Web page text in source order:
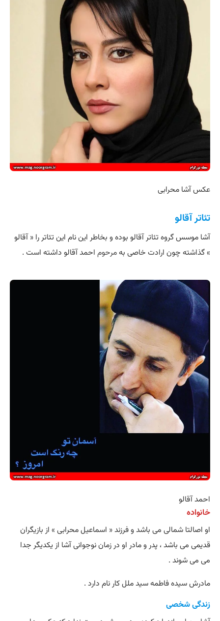
عکس آشا محرابی
تئاتر آقالو
آشا موسس گروه تئاتر آقالو بوده و بخاطر این نام این تئاتر را « آقالو
» گذاشته چون ارادت خاصی بهمرحوم احمد آقالو داشته است .
احمد آقالو
خانواده
او اصالتا شمالی می باشد و فرزند « اسماعیل محرابی » از بازیگران
قدیمی می باشد ، پدر و مادر او در زمان نوجوانی آشا از یکدیگر جدا
می می شوند .
مادرش سیده فاطمه سید ملل کار نام دارد .
زندگی شخصی